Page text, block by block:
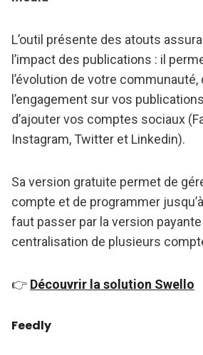
L’outil présente des atouts
l’impact des publications : il
l’évolution de votre
l’engagement sur vos
d’ajouter vos comptes sociaux
Instagram, Twitter et Linkedin).
Sa version gratuite permet de
compte et de programmer
faut passer par la version
centralisation de plusieurs
👉 Découvrir la solution Swello
Feedly